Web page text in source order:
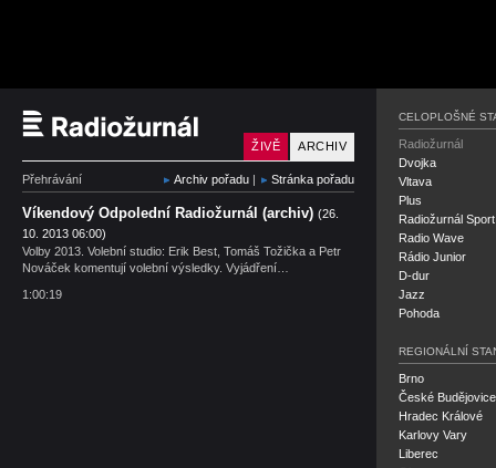
Český rozhlas
ARCHIV
ŽIVĚ
Přehrávání Archiv pořadu | Stránka pořadu
Víkendový Odpolední Radiožurnál (archiv) (26.
10. 2013 06:00)
Volby 2013. Volební studio: Erik Best, Tomáš Tožička a Petr
Nováček komentují volební výsledky. Vyjádření…
1:00:19
CELOPLOŠNÉ
Radiožurnál
Dvojka
Vltava
Plus
Radiožurnál Sport
Radio Wave
Rádio Junior
D-dur
Jazz
Pohoda
REGIONÁLNÍ
Brno
České Budějovice
Hradec Králové
Karlovy Vary
Liberec